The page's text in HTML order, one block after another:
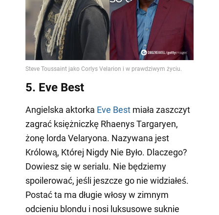
5. Eve Best
Angielska aktorka Eve Bestmiała zaszczyt
zagrać księżniczkę Rhaenys Targaryen,
żonę lorda Velaryona. Nazywana jest
Królową, Której Nigdy Nie Było. Dlaczego?
Dowiesz się w serialu. Nie będziemy
spoilerować, jeśli jeszcze go nie widziałeś.
Postać ta ma długie włosy w zimnym
odcieniu blondu i nosi luksusowe suknie